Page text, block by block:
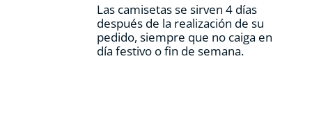
Las camisetas se sirven 4 días
después de la realización de su
pedido, siempre que no caiga en
día festivo o fin de semana.